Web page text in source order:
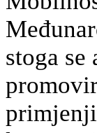
stoga